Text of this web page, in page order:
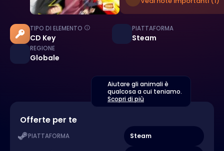
TIPO DI ELEMENTO
CD Key
PIATTAFORMA
Steam
REGIONE
Globale
Aiutare gli animali è
qualcosa a cui teniamo.
Scopri di più
Offerte per te
PIATTAFORMA Steam